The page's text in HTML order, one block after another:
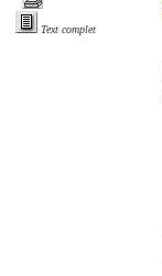
Text complet